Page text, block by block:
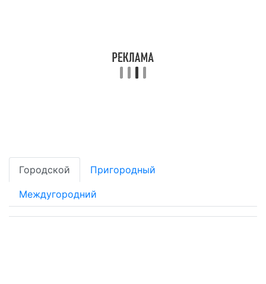
Городской Пригородный
Междугородний